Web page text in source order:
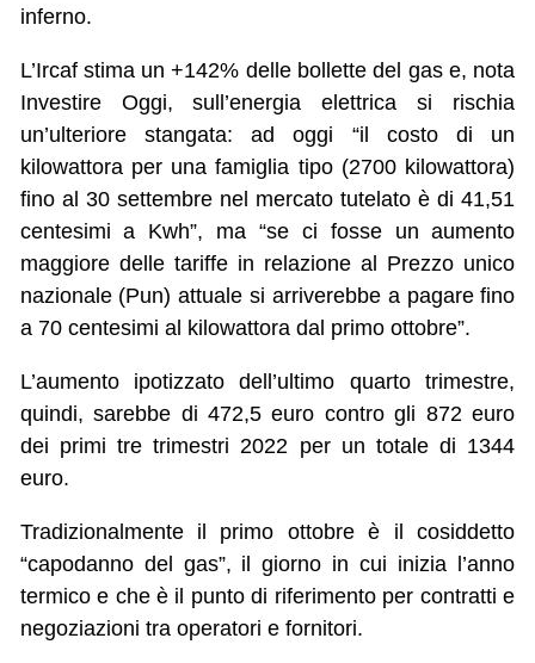
inferno.
L’Ircaf stima un +142% delle bollette del gas e, nota
Investire Oggi, sull’energia elettrica si rischia
un’ulteriore stangata: ad oggi “il costo di un
kilowattora per una famiglia tipo (2700 kilowattora)
fino al 30 settembre nel mercato tutelato è di 41,51
centesimi a Kwh”, ma “se ci fosse un aumento
maggiore delle tariffe in relazione al Prezzo unico
nazionale (Pun) attuale si arriverebbe a pagare fino
a 70 centesimi al kilowattora dal primo ottobre”.
L’aumento ipotizzato dell’ultimo quarto trimestre,
quindi, sarebbe di 472,5 euro contro gli 872 euro
dei primi tre trimestri 2022 per un totale di 1344
euro.
Tradizionalmente il primo ottobre è il cosiddetto
“capodanno del gas”, il giorno in cui inizia l’anno
termico e che è il punto di riferimento per contratti e
negoziazioni tra operatori e fornitori.